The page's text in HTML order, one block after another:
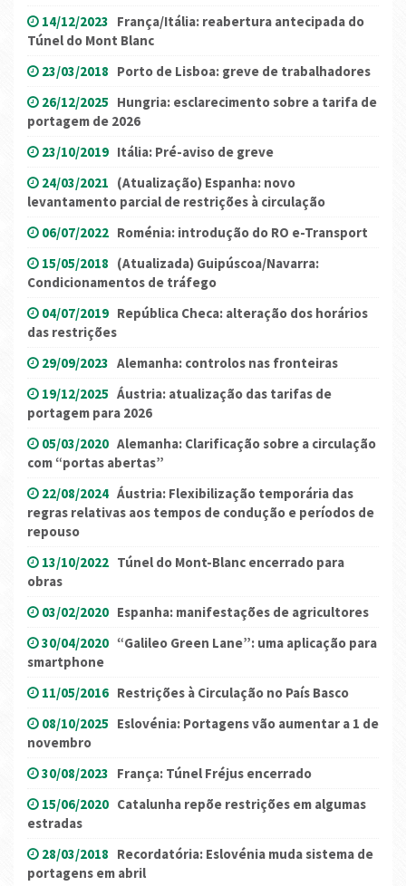
14/12/2023 França/Itália: reabertura antecipada do
Túnel do Mont Blanc
23/03/2018 Porto de Lisboa: greve de trabalhadores
26/12/2025 Hungria: esclarecimento sobre a tarifa de
portagem de 2026
23/10/2019 Itália: Pré-aviso de greve
24/03/2021 (Atualização) Espanha: novo
levantamento parcial de restrições à circulação
06/07/2022 Roménia: introdução do RO e-Transport
15/05/2018 (Atualizada) Guipúscoa/Navarra:
Condicionamentos de tráfego
04/07/2019 República Checa: alteração dos horários
das restrições
29/09/2023 Alemanha: controlos nas fronteiras
19/12/2025 Áustria: atualização das tarifas de
portagem para 2026
05/03/2020 Alemanha: Clarificação sobre a circulação
com “portas abertas”
22/08/2024 Áustria: Flexibilização temporária das
regras relativas aos tempos de condução e períodos de
repouso
13/10/2022 Túnel do Mont-Blanc encerrado para
obras
03/02/2020 Espanha: manifestações de agricultores
30/04/2020 “Galileo Green Lane”: uma aplicação para
smartphone
11/05/2016 Restrições à Circulação no País Basco
08/10/2025 Eslovénia: Portagens vão aumentar a 1 de
novembro
30/08/2023 França: Túnel Fréjus encerrado
15/06/2020 Catalunha repõe restrições em algumas
estradas
28/03/2018 Recordatória: Eslovénia muda sistema de
portagens em abril